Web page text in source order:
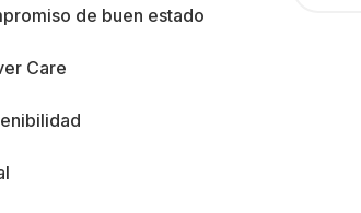
de buen estado
Care